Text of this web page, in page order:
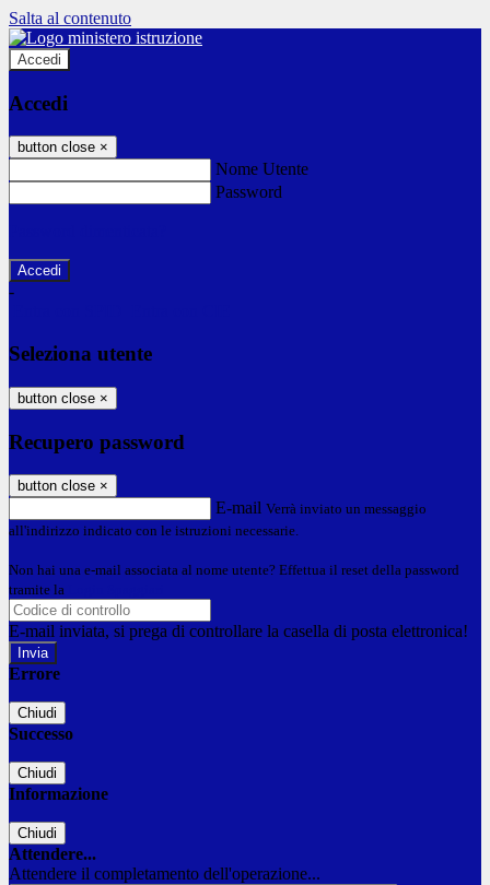
Salta al contenuto
Accedi
Accedi
button close ×
Nome Utente
Password
-
Seleziona utente
button close ×
Recupero password
button close ×
E-mail Verrà inviato un messaggio
all'indirizzo indicato con le istruzioni necessarie.
Non hai una e-mail associata al nome utente? Effettua il reset della password
tramite la
E-mail inviata, si prega di controllare la casella di posta elettronica!
Errore
Chiudi
Successo
Chiudi
Informazione
Chiudi
Attendere...
Attendere il completamento dell'operazione...